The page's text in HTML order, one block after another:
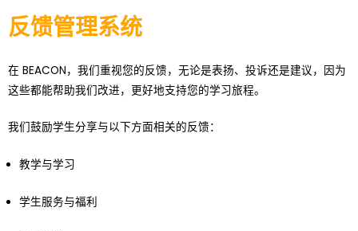
反馈管理系统
在 BEACON，我们重视您的反馈，无论是表扬、投诉还是建议，因为
这些都能帮助我们改进，更好地支持您的学习旅程。
我们鼓励学生分享与以下方面相关的反馈：
教学与学习
学生服务与福利